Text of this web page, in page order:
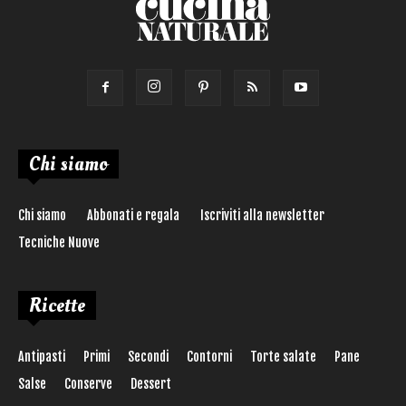
Chi siamo
Chi siamo Abbonati e regala
Iscriviti alla newsletter
Tecniche Nuove
Ricette
Antipasti Primi Secondi Contorni Torte salate
Pane
Salse
Conserve Dessert